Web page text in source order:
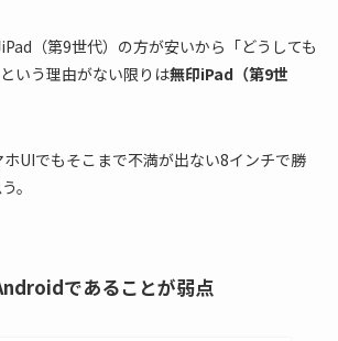
（第9世代）の方が安いから「どうしても
いう理由がない限りは無印iPad（第9世
UIでもそこまで不満が出ない8インチで勝
。
であることが弱点